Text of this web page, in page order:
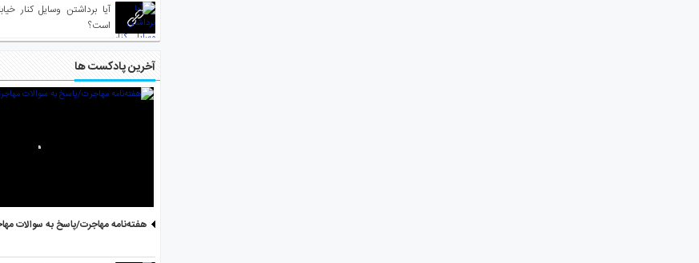
آیا برداشتن وسایل کنار
است؟
آخرین پادکست ها
هفته‌نامه مهاجرت/پاسخ به سوالات مهاجرتی